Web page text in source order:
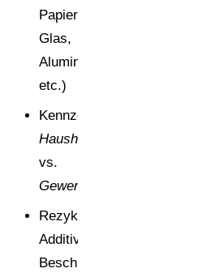
Papier,
Glas,
Aluminium
etc.)
Kennzeichnung
Haushalt
vs.
Gewerbe
Rezyklatanteil,
Additive,
Beschichtungen,